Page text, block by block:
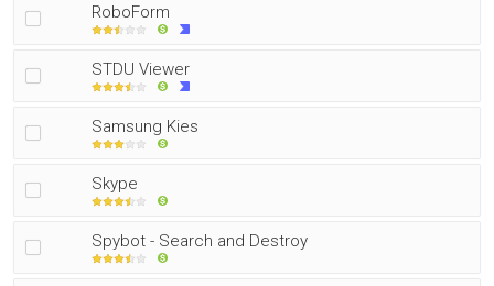
RoboForm
STDU Viewer
Samsung Kies
Skype
Spybot - Search and Destroy